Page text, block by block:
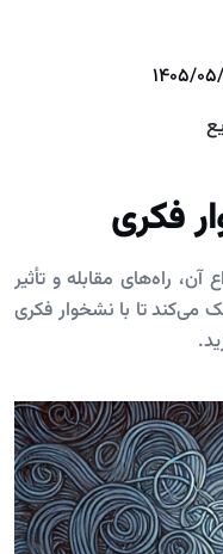
فکری
آن، راه‌های مقابله و تأثیر
می‌کند تا با نشخوار فکری